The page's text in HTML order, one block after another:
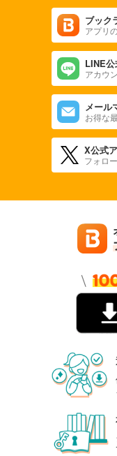
ブック
アプリ
LINE
アカウ
メール
お得な
X公式
フォロ